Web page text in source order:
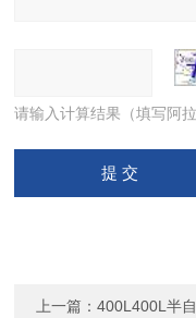
请输入计算结果（填写阿
上一篇：400L400L半